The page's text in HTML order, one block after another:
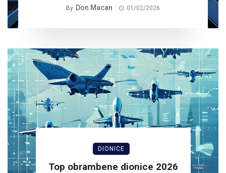
By Don Macan 01/02/2026
DIONICE
Top obrambene dionice 2026